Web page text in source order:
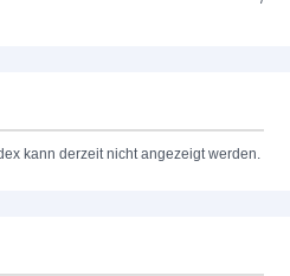
kann derzeit nicht angezeigt werden.